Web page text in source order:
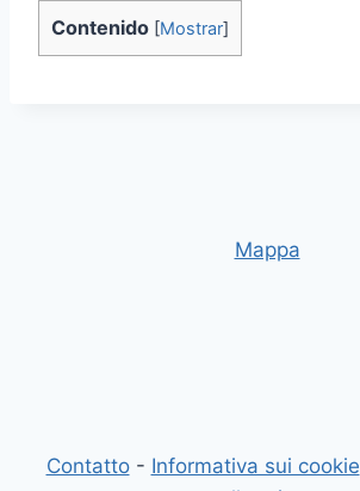
Contenido [Mostrar]
Mappa
Contatto- Informativa sui cookie